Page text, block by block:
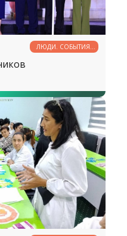
ЛЮДИ. СОБЫТИЯ.
ФАКТЫ